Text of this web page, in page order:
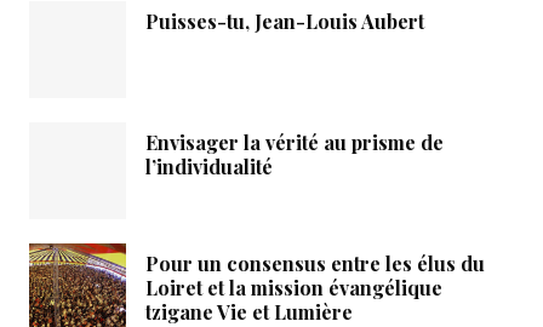
Puisses-tu, Jean-Louis Aubert
Envisager la vérité au prisme de
l’individualité
Pour un consensus entre les élus du
Loiret et la mission évangélique
tzigane Vie et Lumière